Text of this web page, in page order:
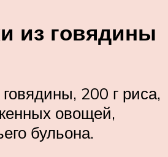
из говядины
200 г риса,
овощей,
бульона.